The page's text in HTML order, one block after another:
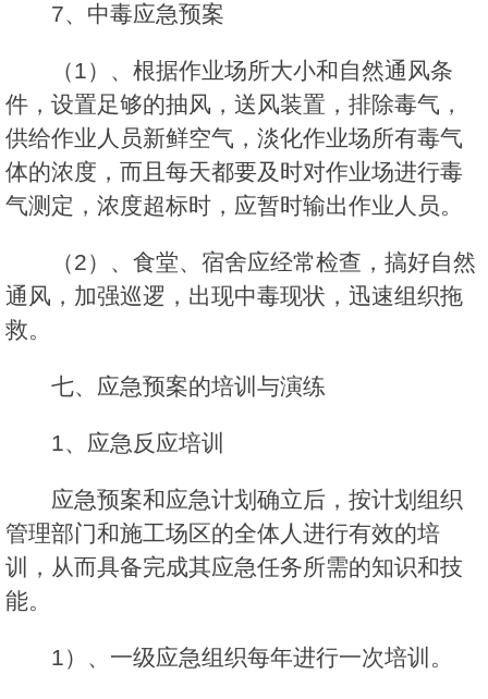
7、中毒应急预案
（1）、根据作业场所大小和自然通风条
件，设置足够的抽风，送风装置，排除毒气，
供给作业人员新鲜空气，淡化作业场所有毒气
体的浓度，而且每天都要及时对作业场进行毒
气测定，浓度超标时，应暂时输出作业人员。
（2）、食堂、宿舍应经常检查，搞好自然
通风，加强巡逻，出现中毒现状，迅速组织拖
救。
七、应急预案的培训与演练
1、应急反应培训
应急预案和应急计划确立后，按计划组织
管理部门和施工场区的全体人进行有效的培
训，从而具备完成其应急任务所需的知识和技
能。
1）、一级应急组织每年进行一次培训。